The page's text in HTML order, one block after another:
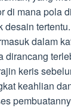
di mana pola
desain
dalam
dirancang
keris
keahlian